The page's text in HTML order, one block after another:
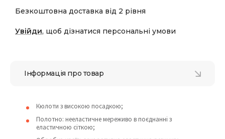
Безкоштовна доставка від 2 рівня
Увійди, щоб дізнатися персональні умови
Інформація про товар
Кюлоти з високою посадкою;
Полотно: нееластичне мереживо в поєднанні з
еластичною сіткою;